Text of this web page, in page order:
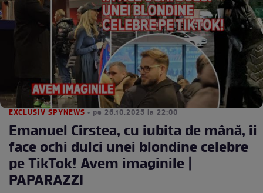
EXCLUSIV SPYNEWS • pe 26.10.2025 la 22:00
Emanuel Cîrstea, cu iubita de mână, îi
face ochi dulci unei blondine celebre
pe TikTok! Avem imaginile |
PAPARAZZI